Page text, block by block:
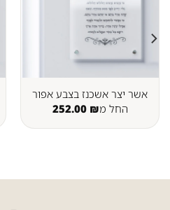
אשר יצר אשכנז בצבע אפור
החל מ
252.00 ₪